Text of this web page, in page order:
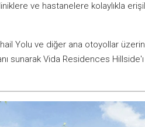
ve hastanelere kolaylıkla
Yolu ve diğer ana otoyollar
sunarak Vida Residences